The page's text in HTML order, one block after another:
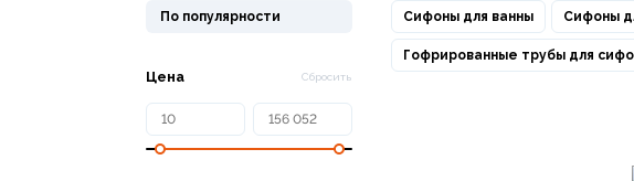
По популярности
Цена Сбросить
Сифоны для ванны Сифоны
Гофрированные трубы для